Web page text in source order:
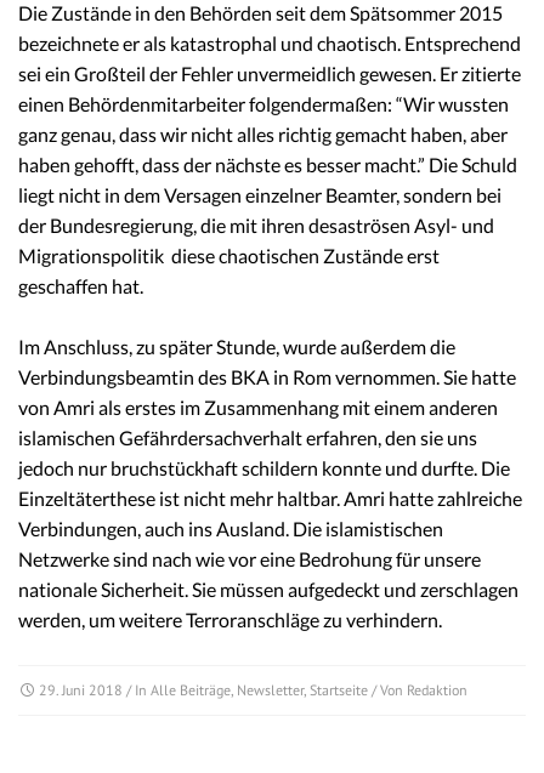
Die Zustände in den Behörden seit dem Spätsommer 2015
bezeichnete er als katastrophal und chaotisch. Entsprechend
sei ein Großteil der Fehler unvermeidlich gewesen. Er zitierte
einen Behördenmitarbeiter folgendermaßen: “Wir wussten
ganz genau, dass wir nicht alles richtig gemacht haben, aber
haben gehofft, dass der nächste es besser macht.” Die Schuld
liegt nicht in dem Versagen einzelner Beamter, sondern bei
der Bundesregierung, die mit ihren desaströsen Asyl- und
Migrationspolitik diese chaotischen Zustände erst
geschaffen hat.
Im Anschluss, zu später Stunde, wurde außerdem die
Verbindungsbeamtin des BKA in Rom vernommen. Sie hatte
von Amri als erstes im Zusammenhang mit einem anderen
islamischen Gefährdersachverhalt erfahren, den sie uns
jedoch nur bruchstückhaft schildern konnte und durfte. Die
Einzeltäterthese ist nicht mehr haltbar. Amri hatte zahlreiche
Verbindungen, auch ins Ausland. Die islamistischen
Netzwerke sind nach wie vor eine Bedrohung für unsere
nationale Sicherheit. Sie müssen aufgedeckt und zerschlagen
werden, um weitere Terroranschläge zu verhindern.
29. Juni 2018 / In Alle Beiträge, Newsletter, Startseite / Von Redaktion